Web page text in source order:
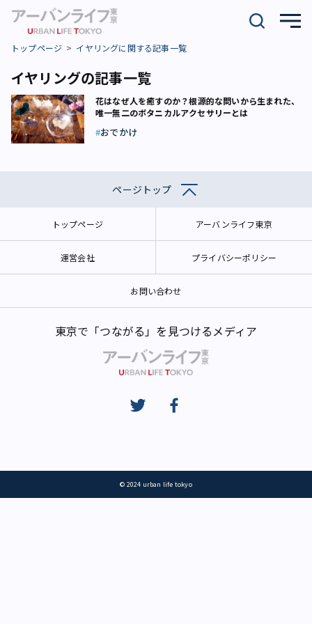
トップページ イヤリングに関する記事一覧
イヤリングの記事一覧
花はなぜ人を癒すのか？――根源的な問いから生まれた、
唯一無二のボタニカルアクセサリーとは
おでかけ
ページトップ
トップページ アーバンライフ東京
運営会社 プライバシーポリシー
お問い合わせ
東京で「つながる」を見つけるメディア
© 2024 urban life tokyo